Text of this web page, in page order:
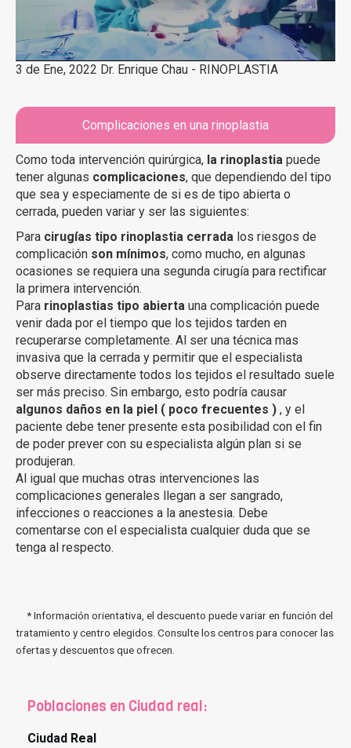
3 de Ene, 2022 Dr. Enrique Chau - RINOPLASTIA
Complicaciones en una rinoplastia
Como toda intervención quirúrgica, la rinoplastia puede
tener algunas complicaciones, que dependiendo del tipo
que sea y especiamente de si es de tipo abierta o
cerrada, pueden variar y ser las siguientes:
Para cirugías tipo rinoplastia cerrada los riesgos de
complicación son mínimos, como mucho, en algunas
ocasiones se requiera una segunda cirugía para rectificar
la primera intervención.
Para rinoplastias tipo abierta una complicación puede
venir dada por el tiempo que los tejidos tarden en
recuperarse completamente. Al ser una técnica mas
invasiva que la cerrada y permitir que el especialista
observe directamente todos los tejidos el resultado suele
ser más preciso. Sin embargo, esto podría causar
algunos daños en la piel ( poco frecuentes ) , y el
paciente debe tener presente esta posibilidad con el fin
de poder prever con su especialista algún plan si se
produjeran.
Al igual que muchas otras intervenciones las
complicaciones generales llegan a ser sangrado,
infecciones o reacciones a la anestesia. Debe
comentarse con el especialista cualquier duda que se
tenga al respecto.
* Información orientativa, el descuento puede variar en función del
tratamiento y centro elegidos. Consulte los centros para conocer las
ofertas y descuentos que ofrecen.
Poblaciones en Ciudad real:
Ciudad Real